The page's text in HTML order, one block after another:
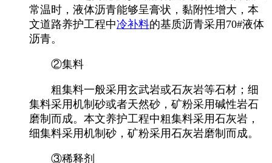
常温时，液体沥青能够呈膏状，黏附性增大，本
文道路养护工程中冷补料的基质沥青采用70#液体
沥青。
②集料
粗集料一般采用玄武岩或石灰岩等石材；细
集料采用机制砂或者天然砂，矿粉采用碱性岩石
磨制而成。本文养护工程中粗集料采用石灰岩，
细集料采用机制砂，矿粉采用石灰岩磨制而成。
③稀释剂